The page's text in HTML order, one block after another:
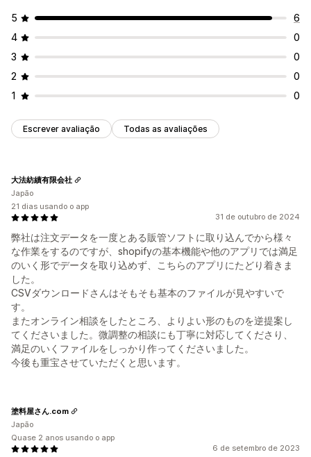
5
6
4
0
3
0
2
0
1
0
Escrever avaliação Todas as avaliações
31 de outubro de 2024
弊社は注文データを一度とある販管ソフトに取り込んでから様々
な作業をするのですが、shopifyの基本機能や他のアプリでは満足
のいく形でデータを取り込めず、こちらのアプリにたどり着きま
した。
CSVダウンロードさんはそもそも基本のファイルが見やすいで
す。
またオンライン相談をしたところ、よりよい形のものを逆提案し
てくださいました。微調整の相談にも丁寧に対応してくださり、
満足のいくファイルをしっかり作ってくださいました。
今後も重宝させていただくと思います。
大法紡績有限会社
Japão
21 dias usando o app
6 de setembro de 2023
塗料屋さん.com
Japão
Quase 2 anos usando o app